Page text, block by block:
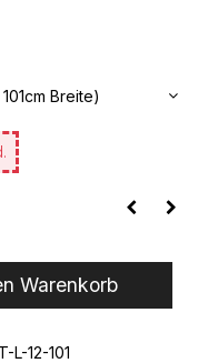
Breite)
Warenkorb
L-12-101